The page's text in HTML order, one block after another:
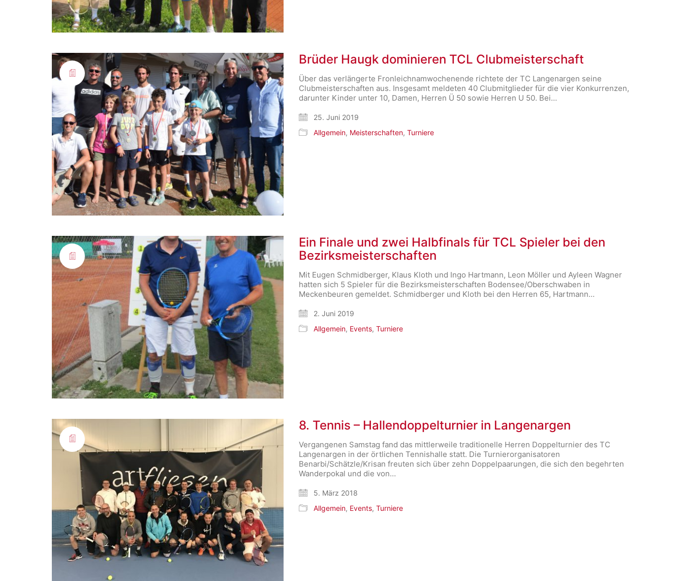
Brüder Haugk dominieren TCL Clubmeisterschaft
Über das verlängerte Fronleichnamwochenende richtete der TC Langenargen seine
Clubmeisterschaften aus. Insgesamt meldeten 40 Clubmitglieder für die vier Konkurrenzen,
darunter Kinder unter 10, Damen, Herren Ü 50 sowie Herren U 50. Bei…
25. Juni 2019
Allgemein, Meisterschaften, Turniere
Ein Finale und zwei Halbfinals für TCL Spieler bei den
Bezirksmeisterschaften
Mit Eugen Schmidberger, Klaus Kloth und Ingo Hartmann, Leon Möller und Ayleen Wagner
hatten sich 5 Spieler für die Bezirksmeisterschaften Bodensee/Oberschwaben in
Meckenbeuren gemeldet. Schmidberger und Kloth bei den Herren 65, Hartmann…
2. Juni 2019
Allgemein, Events, Turniere
8. Tennis – Hallendoppelturnier in Langenargen
Vergangenen Samstag fand das mittlerweile traditionelle Herren Doppelturnier des TC
Langenargen in der örtlichen Tennishalle statt. Die Turnierorganisatoren
Benarbi/Schätzle/Krisan freuten sich über zehn Doppelpaarungen, die sich den begehrten
Wanderpokal und die von…
5. März 2018
Allgemein, Events, Turniere